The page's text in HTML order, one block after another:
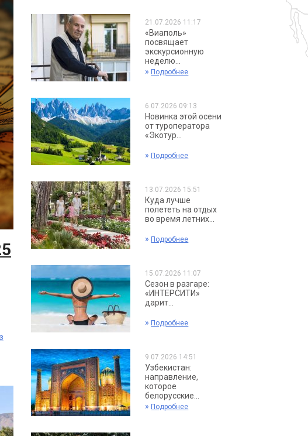
21.07.2026 11:17
«Виаполь»
посвящает
экскурсионную
неделю...
» Подробнее
6.07.2026 09:13
Новинка этой осени
от туроператора
«Экотур...
» Подробнее
13.07.2026 15:51
Куда лучше
полететь на отдых
во время летних...
» Подробнее
15.07.2026 11:07
Сезон в разгаре:
«ИНТЕРСИТИ»
дарит...
» Подробнее
9.07.2026 14:51
Узбекистан:
направление,
которое
белорусские...
» Подробнее